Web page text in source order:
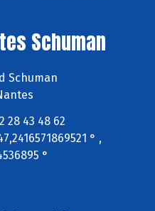
Schuman
Schuman
28 43 48 62
° ,
°